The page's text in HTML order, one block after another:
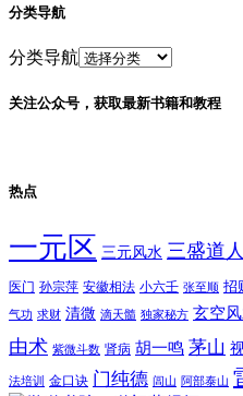
分类导航
分类导航
关注公众号，获取最新书籍和教程
热点
一元区 三元风水 三盛道人
医门 孙宗萍 安徽相法 小六壬 张至顺 招
气功 求财 清微 滴天髓 独家秘方 玄空
由术 紫微斗数 肾病 胡一鸣 茅山
法培训 金口诀 门纯德 闾山 阿部泰山